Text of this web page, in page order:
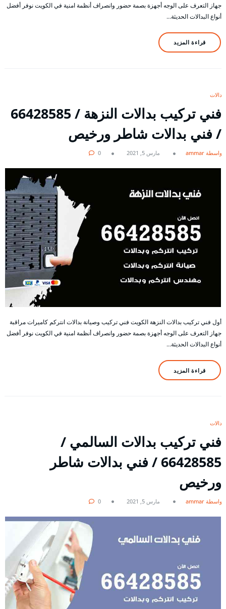
جهاز التعرف على الوجه أجهزة بصمة حضور وانصراف أنظمة امنية في الكويت نوفر أفضل
أنواع البدالات الحديثة…
قراءة المزيد
بدالات
فني تركيب بدالات النزهة / 66428585
/ فني بدالات شاطر ورخيص
بواسطة ammar مارس 5, 2021 0
أول فني تركيب بدالات النزهة الكويت فني تركيب وصيانة بدالات انتركم كاميرات مراقبة
جهاز التعرف على الوجه أجهزة بصمة حضور وانصراف أنظمة امنية في الكويت نوفر أفضل
أنواع البدالات الحديثة…
قراءة المزيد
بدالات
فني تركيب بدالات السالمي /
66428585 / فني بدالات شاطر
ورخيص
بواسطة ammar مارس 5, 2021 0